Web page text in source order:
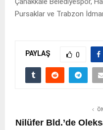
Pursaklar ve Trabzon
PAYLAŞ 0
Nilüfer Bld.’de